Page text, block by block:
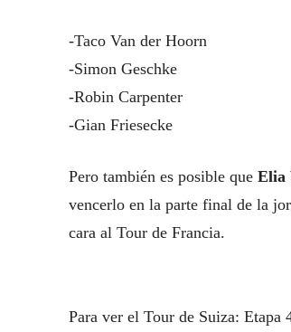
-Taco Van der Hoorn
-Simon Geschke
-Robin Carpenter
-Gian Friesecke
Pero también es posible que Elia
vencerlo en la parte final de la
cara al Tour de Francia.
Para ver el Tour de Suiza: